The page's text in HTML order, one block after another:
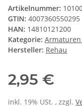
Artikelnummer:
GTIN: 4007360550295
HAN: 14810121200
Kategorie:
Hersteller: Rehau
2,95 €
inkl. 19% USt. , zzgl.